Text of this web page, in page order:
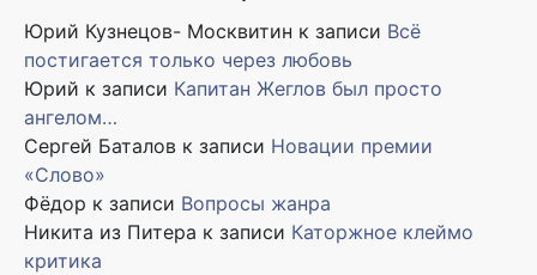
Юрий Кузнецов- Москвитин к записи Всё
постигается только через любовь
Юрий к записи Капитан Жеглов был просто
ангелом…
Сергей Баталов к записи Новации премии
«Слово»
Фёдор к записи Вопросы жанра
Никита из Питера к записи Каторжное клеймо
критика